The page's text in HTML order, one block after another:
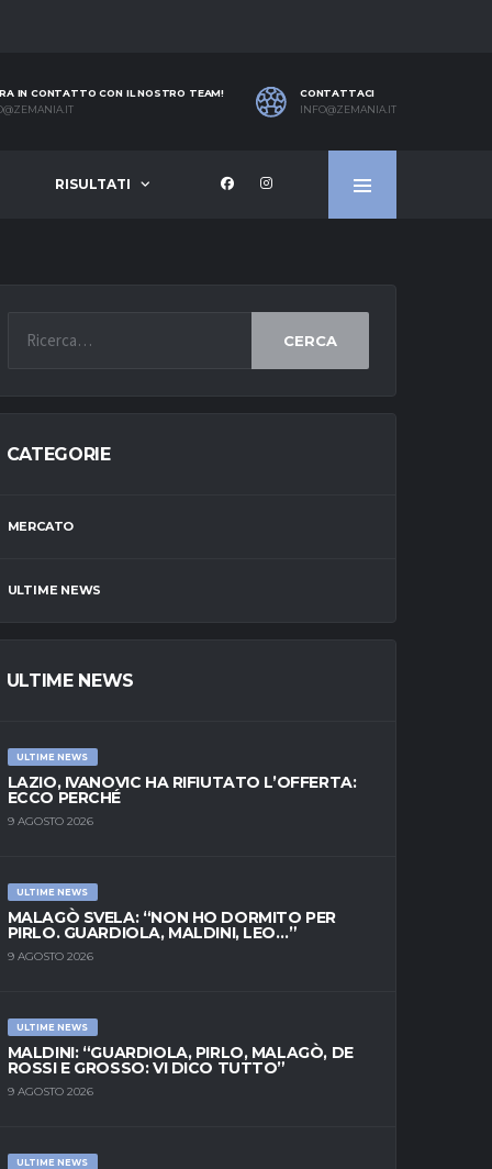
IN CONTATTO CON IL NOSTRO TEAM!
CONTATTACI
INFO@ZEMANIA.IT
RISULTATI
CERCA
CATEGORIE
MERCATO
ULTIME NEWS
ULTIME NEWS
ULTIME NEWS
LAZIO, IVANOVIC HA RIFIUTATO L’OFFERTA:
ECCO PERCHÉ
9 AGOSTO 2026
ULTIME NEWS
MALAGÒ SVELA: “NON HO DORMITO PER
PIRLO. GUARDIOLA, MALDINI, LEO…”
9 AGOSTO 2026
ULTIME NEWS
MALDINI: “GUARDIOLA, PIRLO, MALAGÒ, DE
ROSSI E GROSSO: VI DICO TUTTO”
9 AGOSTO 2026
ULTIME NEWS